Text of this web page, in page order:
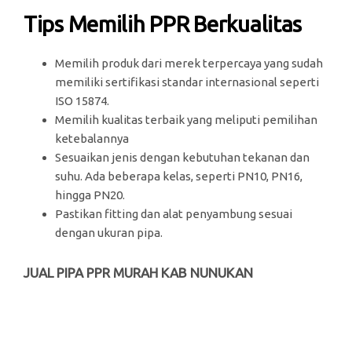
Tips Memilih PPR Berkualitas
Memilih produk dari merek terpercaya yang sudah
memiliki sertifikasi standar internasional seperti
ISO 15874.
Memilih kualitas terbaik yang meliputi pemilihan
ketebalannya
Sesuaikan jenis dengan kebutuhan tekanan dan
suhu. Ada beberapa kelas, seperti PN10, PN16,
hingga PN20.
Pastikan fitting dan alat penyambung sesuai
dengan ukuran pipa.
JUAL PIPA PPR MURAH KAB NUNUKAN